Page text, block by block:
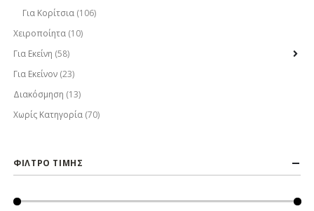
Για Κορίτσια (106)
Χειροποίητα (10)
Για Εκείνη (58)
Για Εκείνον (23)
Διακόσμηση (13)
Χωρίς Κατηγορία (70)
ΦΙΛΤΡΟ ΤΙΜΗΣ